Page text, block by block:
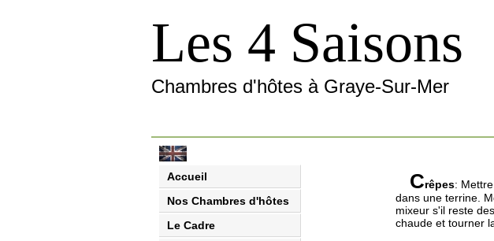
Les 4 Saisons
Chambres d'hôtes à Graye-Sur-Mer
Accueil
Nos Chambres d'hôtes
Le Cadre
Crêpes:
dans une terrine.
mixeur s'il reste
chaude et tourner